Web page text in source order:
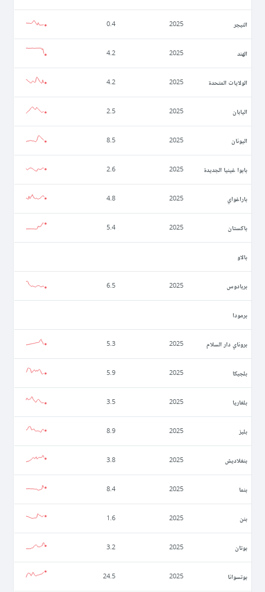
النيجر 2025
0.4
الهند 2025
4.2
الولايات المتحدة 2025
4.2
اليابان 2025
2.5
اليونان 2025
8.5
بابوا غينيا الجديدة 2025
2.6
باراغواي 2025
4.8
باكستان 2025
5.4
بالاو
بربادوس 2025
6.5
برمودا
بروناي دار السلام 2025
5.3
بلجيكا 2025
5.9
بلغاريا 2025
3.5
بليز 2025
8.9
بنغلاديش 2025
3.8
بنما 2025
8.4
بنن 2025
1.6
بوتان 2025
3.2
بوتسوانا 2025
24.5